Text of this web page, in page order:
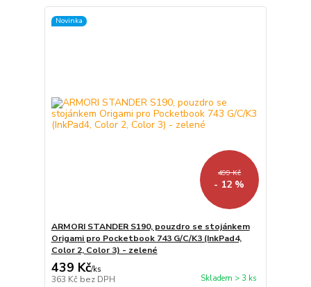
Novinka
499 Kč
- 12 %
ARMORI STANDER S190, pouzdro se stojánkem
Origami pro Pocketbook 743 G/C/K3 (InkPad4,
Color 2, Color 3) - zelené
439 Kč/ks
363 Kč bez DPH Skladem > 3 ks